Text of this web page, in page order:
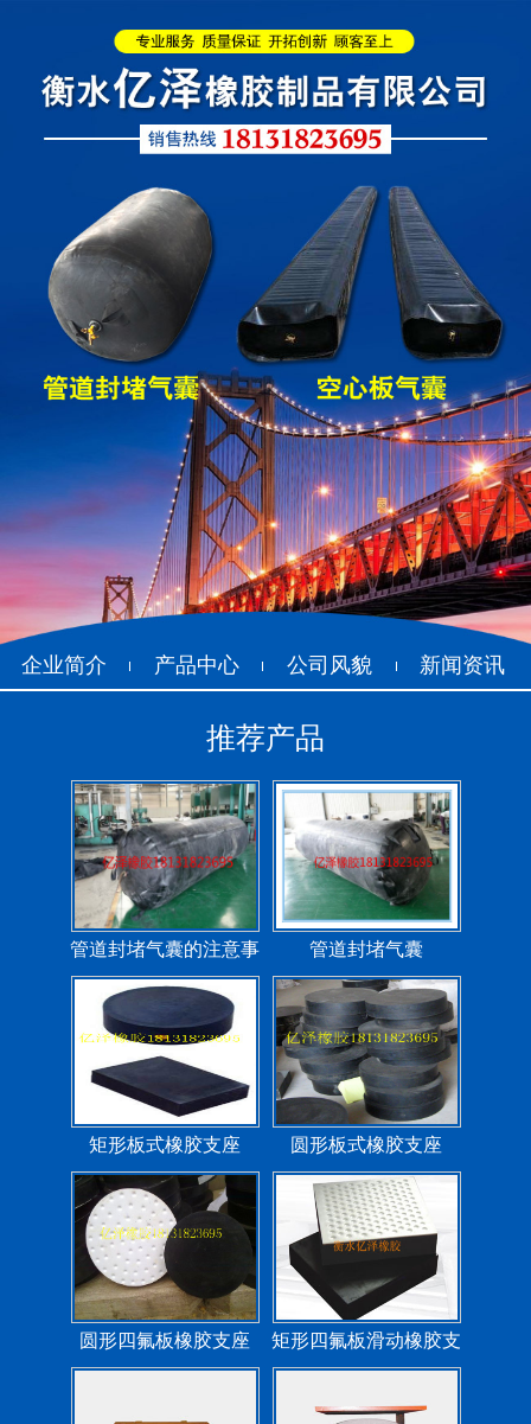
企业简介 产品中心 公司风貌 新闻资讯
推荐产品
管道封堵气囊（橡胶水
堵）
管道封堵气囊
污水管道封堵气囊 管道堵水气囊
管道封堵气囊的注意事
项
管道封堵气囊
矩形板式橡胶支座 圆形板式橡胶支座
圆形四氟板橡胶支座
矩形四氟板滑动橡胶支
座